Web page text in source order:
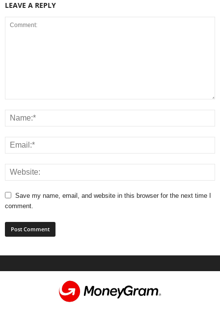
LEAVE A REPLY
Save my name, email, and website in this browser for the next time I
comment.